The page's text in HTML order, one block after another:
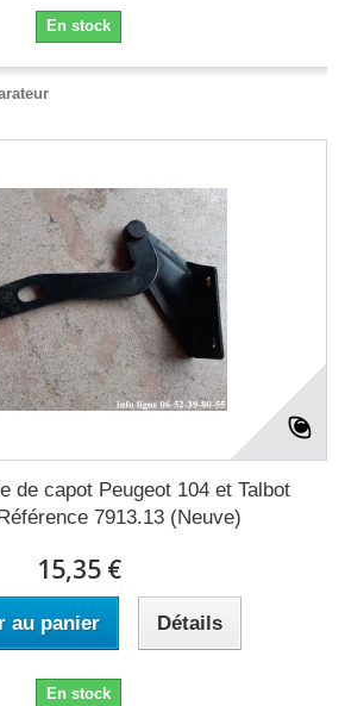
En stock
de capot Peugeot 104 et Talbot
7913.13 (Neuve)
15,35 €
au panier Détails
En stock